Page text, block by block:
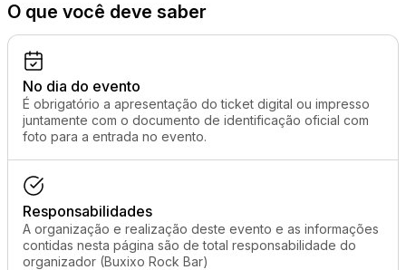
O que você deve saber
No dia do evento
É obrigatório a apresentação do ticket digital ou impresso
juntamente com o documento de identificação oficial com
foto para a entrada no evento.
Responsabilidades
A organização e realização deste evento e as informações
contidas nesta página são de total responsabilidade do
organizador (Buxixo Rock Bar)